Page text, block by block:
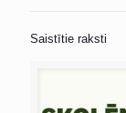
Saistītie raksti